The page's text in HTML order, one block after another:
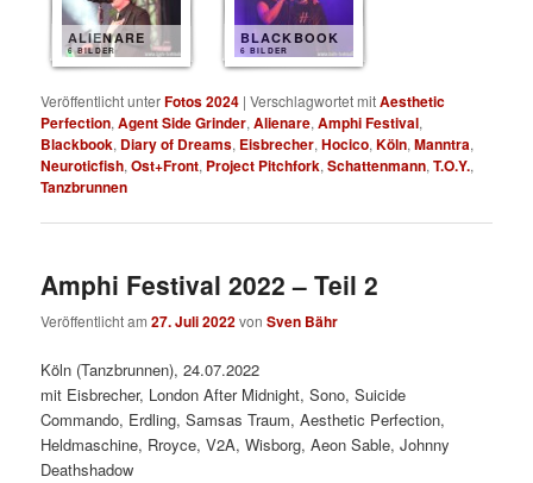
ALIENARE
6 BILDER
BLACKBOOK
6 BILDER
Veröffentlicht unterFotos 2024 |Verschlagwortet mitAesthetic
Perfection,Agent Side Grinder,Alienare,Amphi Festival,
Blackbook, Diary of Dreams, Eisbrecher,Hocico,Köln,Manntra,
Neuroticfish,Ost+Front, Project Pitchfork,Schattenmann,T.O.Y.,
Tanzbrunnen
Amphi Festival 2022 – Teil 2
Veröffentlicht am27. Juli 2022vonSven Bähr
Köln (Tanzbrunnen), 24.07.2022
mit Eisbrecher, London After Midnight, Sono, Suicide
Commando, Erdling, Samsas Traum, Aesthetic Perfection,
Heldmaschine, Rroyce, V2A, Wisborg, Aeon Sable, Johnny
Deathshadow